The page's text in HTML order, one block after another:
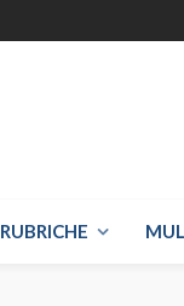
RUBRICHE